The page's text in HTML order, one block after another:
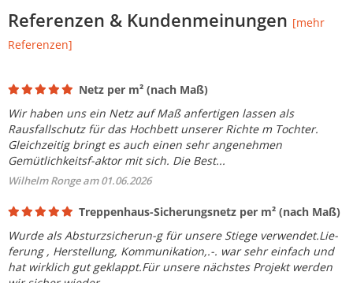
Referenzen & Kundenmeinungen [mehr
Referenzen]
Netz per m² (nach Maß)
Wir haben uns ein Netz auf Maß anfertigen lassen als
Rausfallschutz für das Hochbett unserer Richte m Tochter.
Gleichzeitig bringt es auch einen sehr angenehmen
Gemütlichkeitsf-aktor mit sich. Die Best...
Wilhelm Ronge am 01.06.2026
Treppenhaus-Sicherungsnetz per m² (nach Maß)
Wurde als Absturzsicherun-g für unsere Stiege verwendet.Lie-
ferung , Herstellung, Kommunikation,.-. war sehr einfach und
hat wirklich gut geklappt.Für unsere nächstes Projekt werden